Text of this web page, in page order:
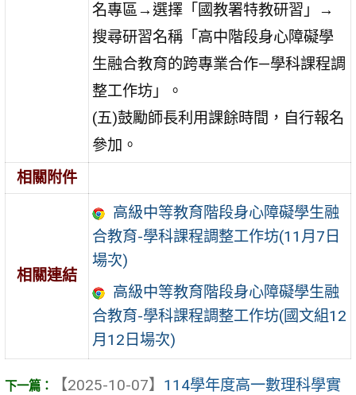
名專區→選擇「國教署特教研習」→
搜尋研習名稱「高中階段身心障礙學
生融合教育的跨專業合作—學科課程調
整工作坊」。
(五)鼓勵師長利用課餘時間，自行報名
參加。
相關附件
相關連結
高級中等教育階段身心障礙學生融
合教育-學科課程調整工作坊(11月7日
場次)
高級中等教育階段身心障礙學生融
合教育-學科課程調整工作坊(國文組12
月12日場次)
【2025-10-07】 114學年度高一數理科學實